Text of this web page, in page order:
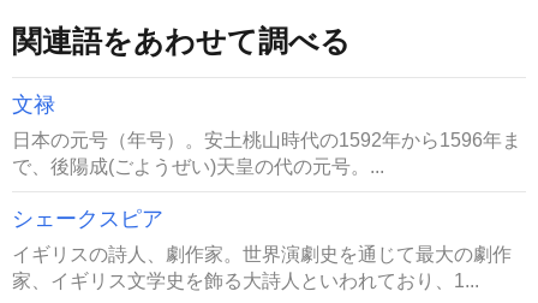
関連語をあわせて調べる
文禄
日本の元号（年号）。安土桃山時代の1592年から1596年ま
で、後陽成(ごようぜい)天皇の代の元号。...
シェークスピア
イギリスの詩人、劇作家。世界演劇史を通じて最大の劇作
家、イギリス文学史を飾る大詩人といわれており、1...